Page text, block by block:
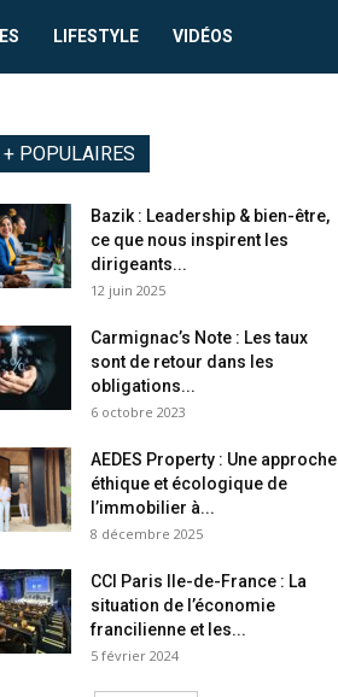
LIFESTYLE VIDÉOS
+ POPULAIRES
Bazik : Leadership & bien-être,
ce que nous inspirent les
dirigeants...
12 juin 2025
Carmignac’s Note : Les taux
sont de retour dans les
obligations...
6 octobre 2023
AEDES Property : Une approche
éthique et écologique de
l’immobilier à...
8 décembre 2025
CCI Paris Ile-de-France : La
situation de l’économie
francilienne et les...
5 février 2024